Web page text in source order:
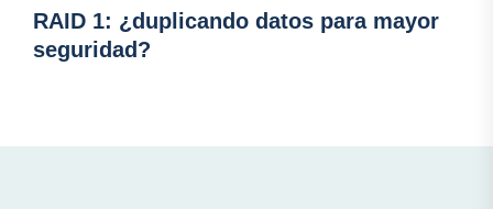
RAID 1: ¿duplicando datos para mayor
seguridad?